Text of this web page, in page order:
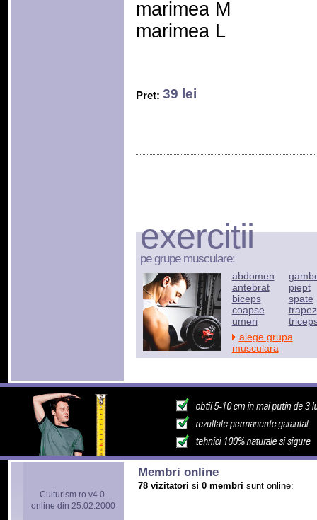
marimea M
marimea L
Pret: 39 lei
exercitii
pe grupe musculare:
abdomen
antebrat
biceps
coapse
umeri
piept
spate
trapez
alege grupa
musculara
Culturism.ro v4.0.
online din 25.02.2000
Membri online
78 vizitatori si 0 membri sunt online: